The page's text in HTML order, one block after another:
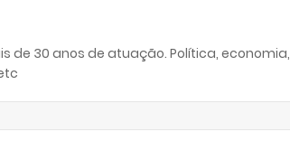
de 30 anos de atuação. Política, economia,